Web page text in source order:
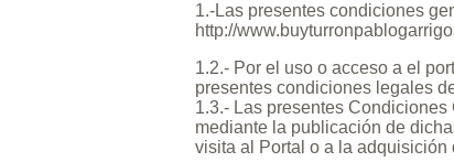
1.-Las presentes condiciones
http://
1.2.- Por el uso o acceso a el
presentes condiciones legales
1.3.- Las presentes
mediante la publicación de
visita al Portal o a la